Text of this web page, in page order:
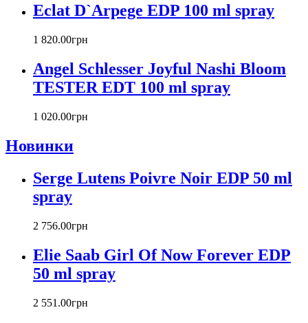
Canali
Carla Fracci
Carlos Moya
Caron
Cartier
Chanel
Charriol
Chloe
Christian Audigier
Christian Dior
Christian Lacroix
Cindy Crawford
Clinique
Clive Christian
CnR Create
Comme Des Garcons
Eclat D`Arpege EDP 100 ml spray
1 820.00грн
Angel Schlesser Joyful Nashi Bloom
TESTER EDT 100 ml spray
1 020.00грн
Новинки
Serge Lutens Poivre Noir EDP 50 ml
spray
2 756.00грн
Elie Saab Girl Of Now Forever EDP
50 ml spray
2 551 .00грн